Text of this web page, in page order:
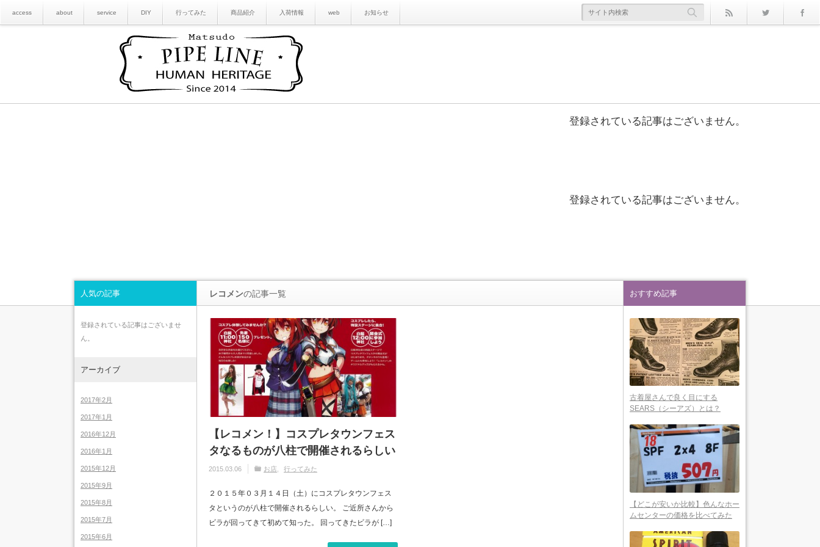
access about service DIY 行ってみた 商品紹介 入荷情報 web お知らせ
登録されている記事はございません。
登録されている記事はございません。
レコメンの記事一覧
【レコメン！】コスプレタウンフェス
タなるものが八柱で開催されるらしい
2015.03.06 お店 行ってみた
２０１５年０３月１４日（土）にコスプレタウンフェス
タというのが八柱で開催されるらしい。 ご近所さんから
ビラが回ってきて初めて知った。 回ってきたビラが […]
人気の記事
登録されている記事はございませ
ん。
アーカイブ
2017年2月
2017年1月
2016年12月
2016年1月
2015年12月
2015年9月
2015年8月
2015年7月
2015年6月
おすすめ記事
古着屋さんで良く目にする
SEARS（シーアズ）とは？
【どこが安いか比較】色んなホー
ムセンターの価格を比べてみた